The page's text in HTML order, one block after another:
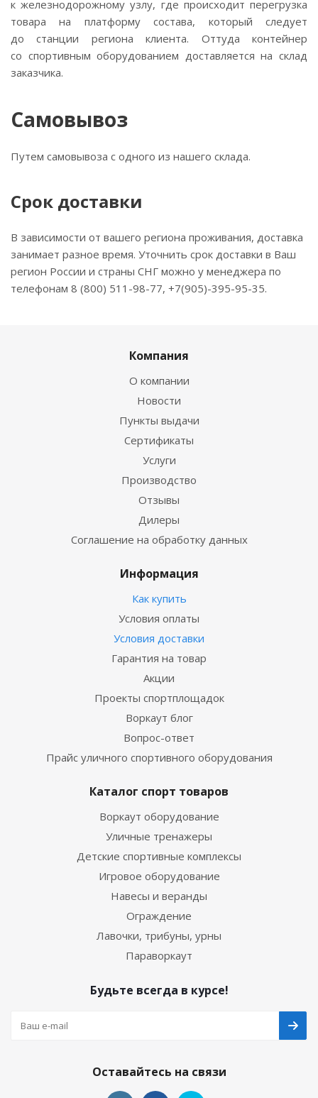
к железнодорожному узлу, где происходит перегрузка
товара на платформу состава, который следует
до станции региона клиента. Оттуда контейнер
со спортивным оборудованием доставляется на склад
заказчика.
Самовывоз
Путем самовывоза с одного из нашего склада.
Срок доставки
В зависимости от вашего региона проживания, доставка
занимает разное время. Уточнить срок доставки в Ваш
регион России и страны СНГ можно у менеджера по
телефонам 8 (800) 511-98-77, +7(905)-395-95-35.
Компания
О компании
Новости
Пункты выдачи
Сертификаты
Услуги
Производство
Отзывы
Дилеры
Соглашение на обработку данных
Информация
Как купить
Условия оплаты
Условия доставки
Гарантия на товар
Акции
Проекты спортплощадок
Воркаут блог
Вопрос-ответ
Прайс уличного спортивного оборудования
Каталог спорт товаров
Воркаут оборудование
Уличные тренажеры
Детские спортивные комплексы
Игровое оборудование
Навесы и веранды
Ограждение
Лавочки, трибуны, урны
Параворкаут
Будьте всегда в курсе!
Оставайтесь на связи